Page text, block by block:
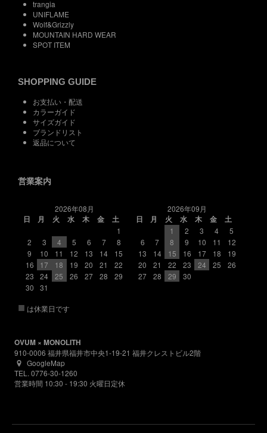
trangia
UNIFLAME
Wolf&Grizzly
MOUNTAIN HARD WEAR
SPOT ITEM
SHOPPING GUIDE
お支払い・配送
カラーガイド
サイズガイド
ブランドリスト
返品について
営業案内
2026年08月
日
月 火 水 木 金
土
1
2
3 4 5 6 7
8
9
10 11 12 13 14
15
16
17 18 19 20 21
22
23
24 25 26 27 28
29
30
31
2026年09月
日
月 火 水 木 金
土
1
2 3 4
5
6
7 8 9 10 11
12
13
14 15 16 17 18
19
20
21 22 23 24 25
26
27
28 29 30
■ は休業日です
OVUM × MONOLITH
910-0006 福井県福井市中央1-19-21 福井クレストビル2階
GoogleMap
TEL. 0776-30-1260
営業時間 10:30 - 19:30 火曜日定休